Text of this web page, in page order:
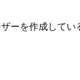
ーを作成してい